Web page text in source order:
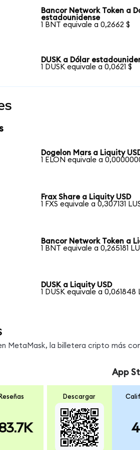
Bancor Network Token a
estadounidense
1 BNT equivale a 0,2662 $
DUSK a Dólar
1 DUSK equivale a 0,0621 $
Dogelon Mars a Liquity
1 ELON equivale a
Frax Share a Liquity USD
1 FXS equivale a 0,307131
Bancor Network Token a
1 BNT equivale a 0,265181
DUSK a Liquity USD
1 DUSK equivale a 0,061848
MetaMask, la billetera cripto más
Descargar
App